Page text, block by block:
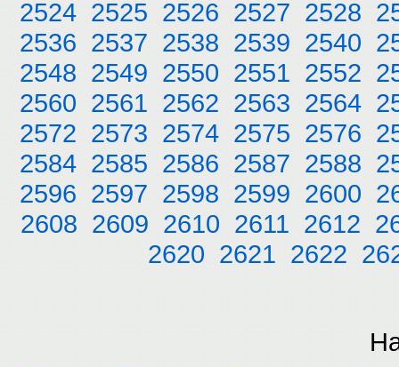
2524 2525 2526 2527 2528
2536 2537 2538 2539 2540
2548 2549 2550 2551 2552
2560 2561 2562 2563 2564
2572 2573 2574 2575 2576
2584 2585 2586 2587 2588
2596 2597 2598 2599 2600
2608 2609 2610 2611 2612
2620 2621 2622